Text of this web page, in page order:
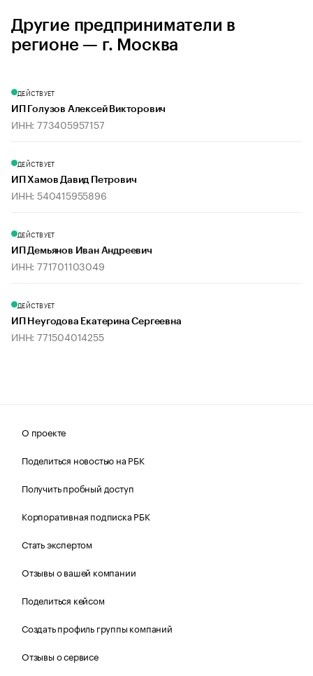
Другие предприниматели в
регионе — г. Москва
ДЕЙСТВУЕТ
ИП Голузов Алексей Викторович
ИНН: 773405957157
ДЕЙСТВУЕТ
ИП Хамов Давид Петрович
ИНН: 540415955896
ДЕЙСТВУЕТ
ИП Демьянов Иван Андреевич
ИНН: 771701103049
ДЕЙСТВУЕТ
ИП Неугодова Екатерина Сергеевна
ИНН: 771504014255
О проекте
Поделиться новостью на РБК
Получить пробный доступ
Корпоративная подписка РБК
Стать экспертом
Отзывы о вашей компании
Поделиться кейсом
Создать профиль группы компаний
Отзывы о сервисе